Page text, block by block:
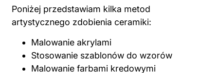
Poniżej przedstawiam kilka metod
artystycznego zdobienia ceramiki:
Malowanie akrylami
Stosowanie szablonów do wzorów
Malowanie farbami kredowymi